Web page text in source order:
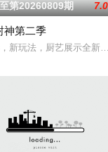
者，集结于此，他
辰担任掌勺主理人，与
第20260809期 7.0
神第二季
新玩法，厨艺展示全新